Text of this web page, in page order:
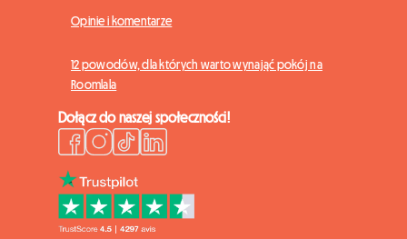
Opinie i komentarze
12 powodów, dla których warto wynająć pokój na
Roomlala
Dołącz do naszej społeczności!